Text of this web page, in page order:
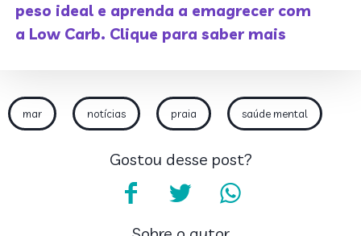
peso ideal e aprenda a emagrecer com
a Low Carb. Clique para saber mais
mar notícias praia saúde mental
Gostou desse post?